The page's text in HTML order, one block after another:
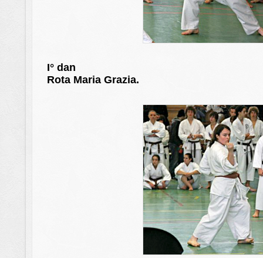
I° dan
Rota Maria Grazia.